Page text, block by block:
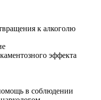
к алкоголю
эффекта
в соблюдении